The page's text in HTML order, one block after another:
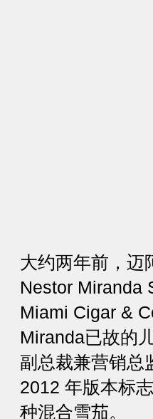
大约两年前，迈
Nestor Miranda
Miami Cigar &
Miranda已故的
副总裁兼营销总
2012 年版本标
种混合雪茄。